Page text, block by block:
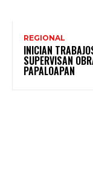
REGIONAL
INICIAN
SUPERVISAN
PAPALOAPAN